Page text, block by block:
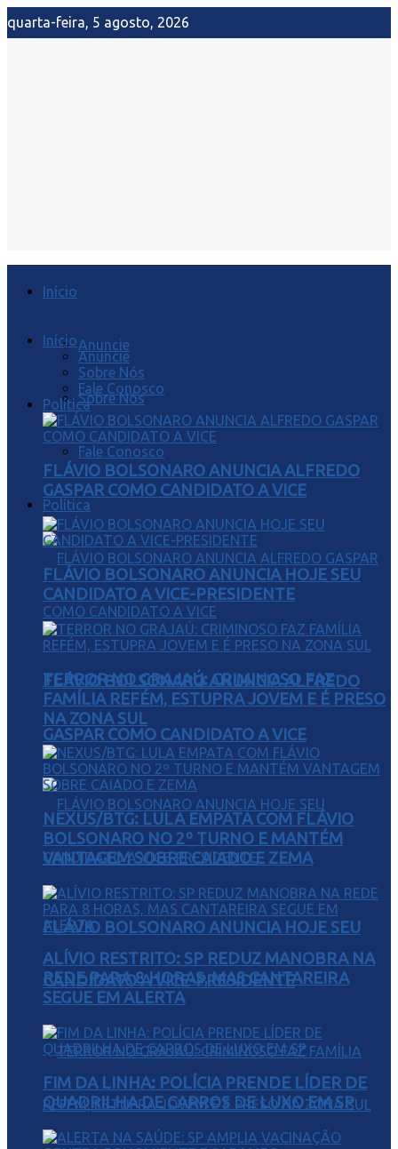
quarta-feira, 5 agosto, 2026
Início
Anuncie
Sobre Nós
Fale Conosco
Política
FLÁVIO BOLSONARO ANUNCIA ALFREDO
GASPAR COMO CANDIDATO A VICE
FLÁVIO BOLSONARO ANUNCIA HOJE SEU
CANDIDATO A VICE-PRESIDENTE
Início
Anuncie
Sobre Nós
Fale Conosco
Política
FLÁVIO BOLSONARO ANUNCIA ALFREDO
GASPAR COMO CANDIDATO A VICE
FLÁVIO BOLSONARO ANUNCIA HOJE SEU
CANDIDATO A VICE-PRESIDENTE
TERROR NO GRAJAÚ: CRIMINOSO FAZ
FAMÍLIA REFÉM, ESTUPRA JOVEM E É PRESO
NA ZONA SUL
NEXUS/BTG: LULA EMPATA COM FLÁVIO
BOLSONARO NO 2º TURNO E MANTÉM
VANTAGEM SOBRE CAIADO E ZEMA
ALÍVIO RESTRITO: SP REDUZ MANOBRA NA
REDE PARA 8 HORAS, MAS CANTAREIRA
SEGUE EM ALERTA
FIM DA LINHA: POLÍCIA PRENDE LÍDER DE
QUADRILHA DE CARROS DE LUXO EM SP